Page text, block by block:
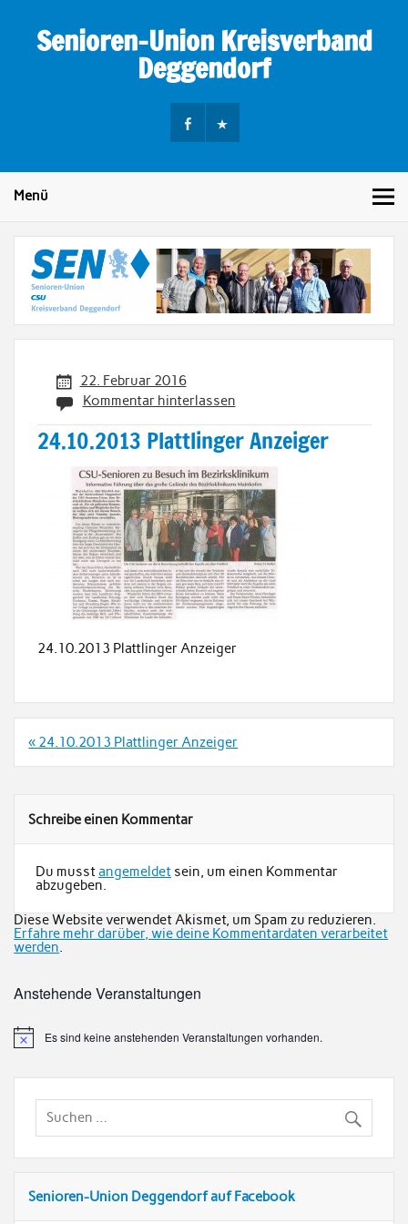
contentSenioren-Union Kreisverband
Deggendorf
Menü
22. Februar 2016
Kommentar hinterlassen
24.10.2013 Plattlinger Anzeiger
24.10.2013 Plattlinger Anzeiger
Beitrags-
« 24.10.2013 Plattlinger Anzeiger
Schreibe einen Kommentar
Du musstangemeldetsein, um einen Kommentar
abzugeben.
Diese Website verwendet Akismet, um Spam zu reduzieren.
Erfahre mehr darüber, wie deine Kommentardaten verarbeitet
werden.
Anstehende Veranstaltungen
Es sind keine anstehenden Veranstaltungen vorhanden.
Senioren-Union Deggendorf auf Facebook